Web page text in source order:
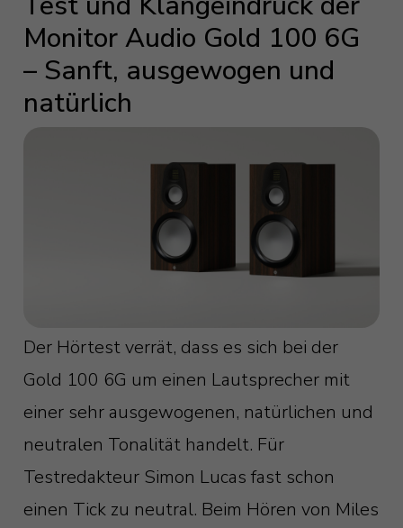
Monitor Audio Gold 100 6G
– Sanft, ausgewogen und
natürlich
Der Hörtest verrät, dass es sich bei der
Gold 100 6G um einen Lautsprecher mit
einer sehr ausgewogenen, natürlichen und
neutralen Tonalität handelt. Für
Testredakteur Simon Lucas fast schon
einen Tick zu neutral. Beim Hören von Miles